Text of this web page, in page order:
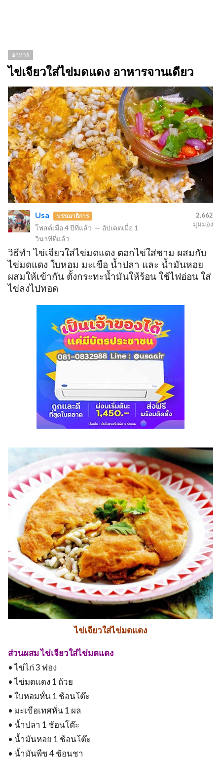
อาหาร
ไข่เจียวใส่ไข่มดแดง อาหารจานเดียว
Usa บรรณาธิการ
โพสต์เมื่อ 4 ปีที่แล้ว — อัปเดตเมื่อ 1
วินาทีที่แล้ว
2,662
มุมมอง
วิธีทำ ไข่เจียวใส่ไข่มดแดง ตอกไข่ใส่ชาม ผสมกับ
ไข่มดแดง ใบหอม มะเขือ น้ำปลา และ น้ำมันหอย
ผสมให้เข้ากัน ตั้งกระทะน้ำมันให้ร้อน ใช้ไฟอ่อน ใส่
ไข่ลงไปทอด
ไข่เจียวใส่ไข่มดแดง
ส่วนผสม ไข่เจียวใส่ไข่มดแดง
• ไข่ไก่ 3 ฟอง
• ไข่มดแดง 1 ถ้วย
• ใบหอมหั่น 1 ช้อนโต๊ะ
• มะเขือเทศหั่น 1 ผล
• น้ำปลา 1 ช้อนโต๊ะ
• น้ำมันหอย 1 ช้อนโต๊ะ
• น้ำมันพืช 4 ช้อนชา